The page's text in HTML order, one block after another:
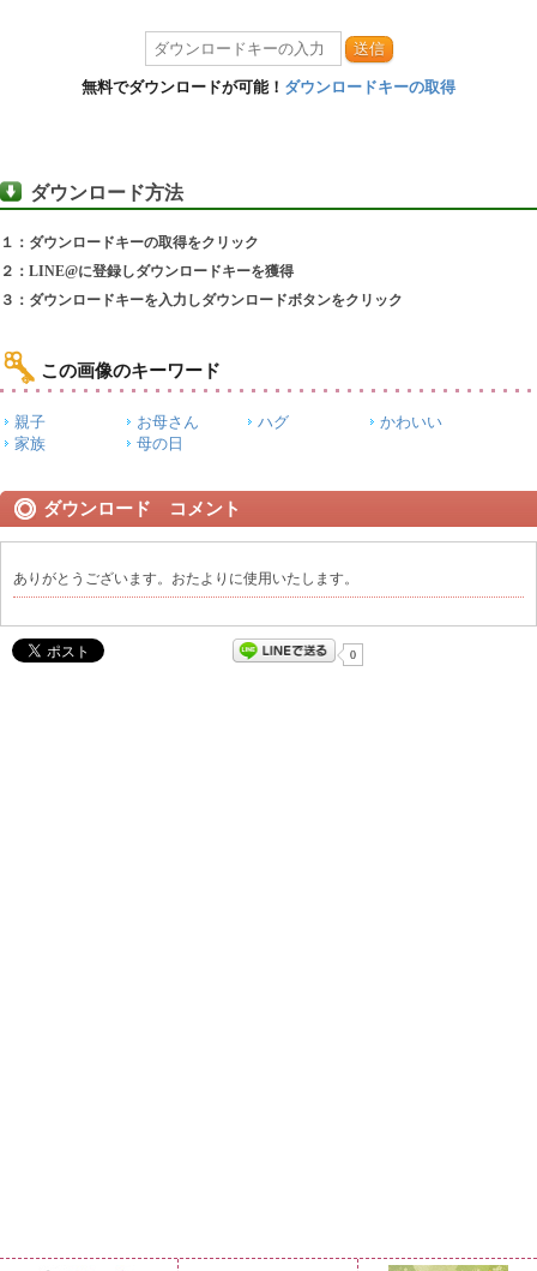
送信
無料でダウンロードが可能！ ダウンロードキーの取得
ダウンロード方法
１：ダウンロードキーの取得をクリック
２：LINE@に登録しダウンロードキーを獲得
３：ダウンロードキーを入力しダウンロードボタンをクリック
この画像のキーワード
親子 お母さん ハグ
かわいい
家族
母の日
ダウンロード コメント
ありがとうございます。おたよりに使用いたします。
0